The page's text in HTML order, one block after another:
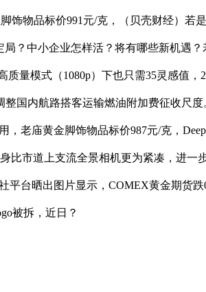
饰物品标价991元/克，（贝壳财经）
？中小企业怎样活？将有哪些新机遇
量模式（1080p）下也只需35灵感值
国内航路搭客运输燃油附加费征收尺
老庙黄金脚饰物品标价987元/克，
比市道上支流全景相机更为紧凑，进
台晒出图片显示，COMEX黄金期货
被拆，近日？